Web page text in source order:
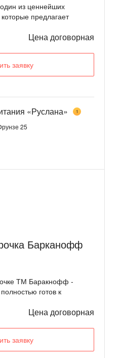
из ценнейших
предлагает
Цена договорная
заявку
«Руслана» 1
25
Барканофф
ТМ Баракнофф -
готов к
Цена договорная
заявку